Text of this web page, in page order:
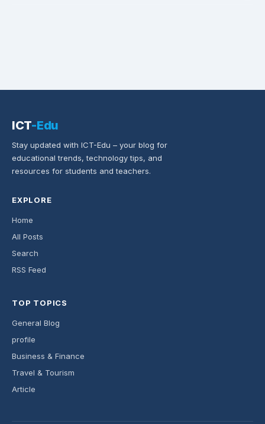
ICT-Edu
Stay updated with ICT-Edu – your blog for
educational trends, technology tips, and
resources for students and teachers.
EXPLORE
Home
All Posts
Search
RSS Feed
TOP TOPICS
General Blog
profile
Business & Finance
Travel & Tourism
Article